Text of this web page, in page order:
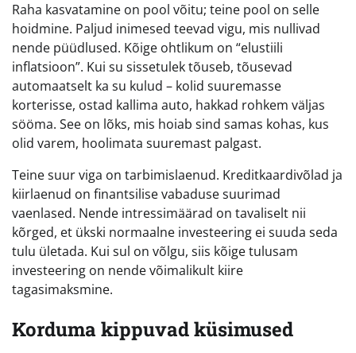
Raha kasvatamine on pool võitu; teine pool on selle
hoidmine. Paljud inimesed teevad vigu, mis nullivad
nende püüdlused. Kõige ohtlikum on “elustiili
inflatsioon”. Kui su sissetulek tõuseb, tõusevad
automaatselt ka su kulud – kolid suuremasse
korterisse, ostad kallima auto, hakkad rohkem väljas
sööma. See on lõks, mis hoiab sind samas kohas, kus
olid varem, hoolimata suuremast palgast.
Teine suur viga on tarbimislaenud. Kreditkaardivõlad ja
kiirlaenud on finantsilise vabaduse suurimad
vaenlased. Nende intressimäärad on tavaliselt nii
kõrged, et ükski normaalne investeering ei suuda seda
tulu ületada. Kui sul on võlgu, siis kõige tulusam
investeering on nende võimalikult kiire
tagasimaksmine.
Korduma kippuvad küsimused